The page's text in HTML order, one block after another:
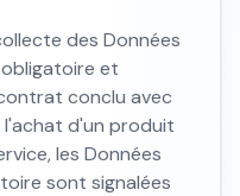
des Données
et
conclu avec
l'achat d'un produit
les Données
sont signalées